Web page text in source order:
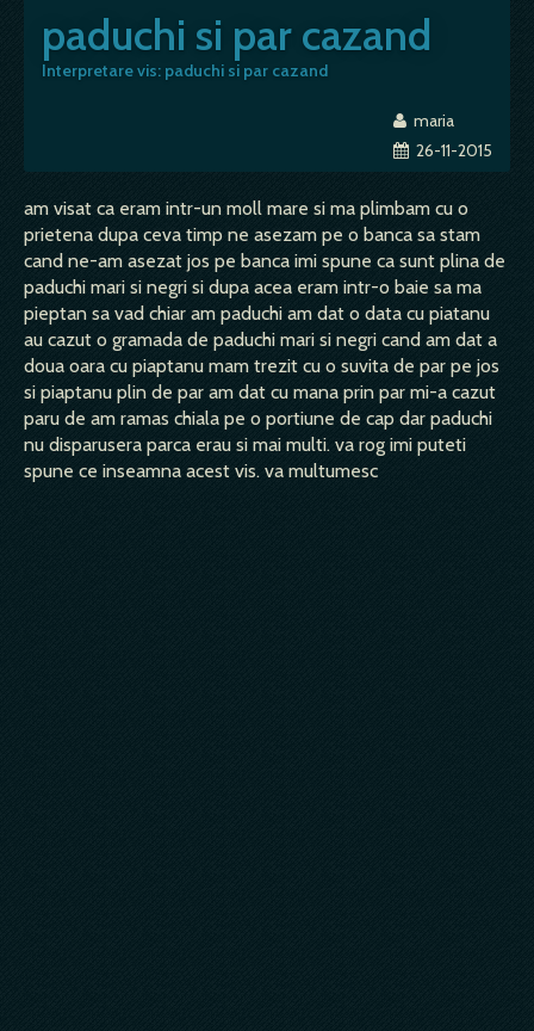
paduchi si par cazand
Interpretare vis: paduchi si par cazand
maria
26-11-2015
am visat ca eram intr-un moll mare si ma plimbam cu o
prietena dupa ceva timp ne asezam pe o banca sa stam
cand ne-am asezat jos pe banca imi spune ca sunt plina de
paduchi mari si negri si dupa acea eram intr-o baie sa ma
pieptan sa vad chiar am paduchi am dat o data cu piatanu
au cazut o gramada de paduchi mari si negri cand am dat a
doua oara cu piaptanu mam trezit cu o suvita de par pe jos
si piaptanu plin de par am dat cu mana prin par mi-a cazut
paru de am ramas chiala pe o portiune de cap dar paduchi
nu disparusera parca erau si mai multi. va rog imi puteti
spune ce inseamna acest vis. va multumesc